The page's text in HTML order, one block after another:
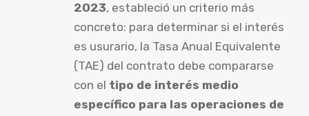
2023, estableció un criterio más
concreto: para determinar si el interés
es usurario, la Tasa Anual Equivalente
(TAE) del contrato debe compararse
con el tipo de interés medio
específico para las operaciones de